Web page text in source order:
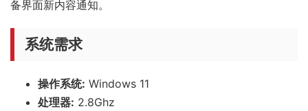
备界面新内容通知。
系统需求
操作系统: Windows 11
处理器: 2.8Ghz